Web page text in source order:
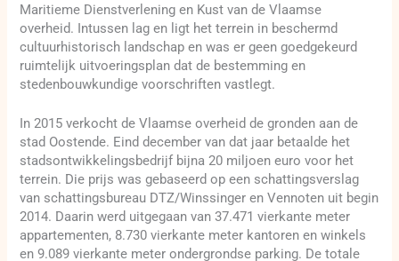
Maritieme Dienstverlening en Kust van de Vlaamse
overheid. Intussen lag en ligt het terrein in beschermd
cultuurhistorisch landschap en was er geen goedgekeurd
ruimtelijk uitvoeringsplan dat de bestemming en
stedenbouwkundige voorschriften vastlegt.
In 2015 verkocht de Vlaamse overheid de gronden aan de
stad Oostende. Eind december van dat jaar betaalde het
stadsontwikkelingsbedrijf bijna 20 miljoen euro voor het
terrein. Die prijs was gebaseerd op een schattingsverslag
van schattingsbureau DTZ/Winssinger en Vennoten uit begin
2014. Daarin werd uitgegaan van 37.471 vierkante meter
appartementen, 8.730 vierkante meter kantoren en winkels
en 9.089 vierkante meter ondergrondse parking. De totale